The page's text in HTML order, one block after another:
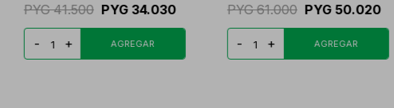
PYG 41.500 PYG 34.030
- +
PYG 61.000 PYG 50.020
- +